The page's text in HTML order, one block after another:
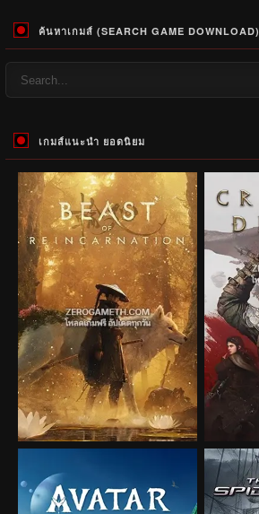
ค้นหาเกมส์ (SEARCH GAME DOWNLOAD)
เกมส์แนะนำ ยอดนิยม